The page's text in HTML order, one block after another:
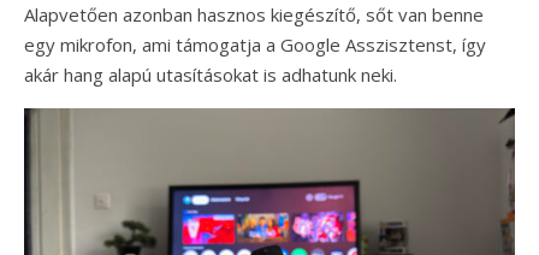
Alapvetően azonban hasznos kiegészítő, sőt van benne
egy mikrofon, ami támogatja a Google Asszisztenst, így
akár hang alapú utasításokat is adhatunk neki.